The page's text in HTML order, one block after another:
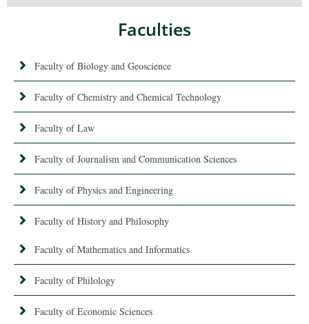
Faculties
Faculty of Biology and Geoscience
Faculty of Chemistry and Chemical Technology
Faculty of Law
Faculty of Journalism and Communication Sciences
Faculty of Physics and Engineering
Faculty of History and Philosophy
Faculty of Mathematics and Informatics
Faculty of Philology
Faculty of Economic Sciences